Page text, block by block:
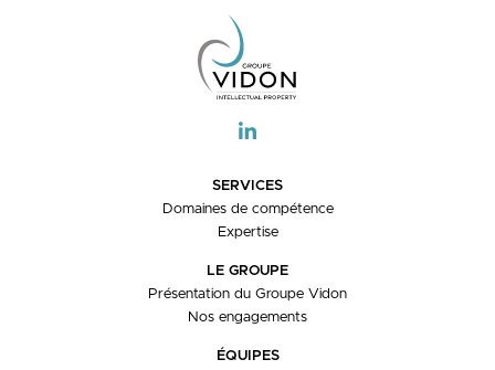
SERVICES
Domaines de compétence
Expertise
LE GROUPE
Présentation du Groupe Vidon
Nos engagements
ÉQUIPES